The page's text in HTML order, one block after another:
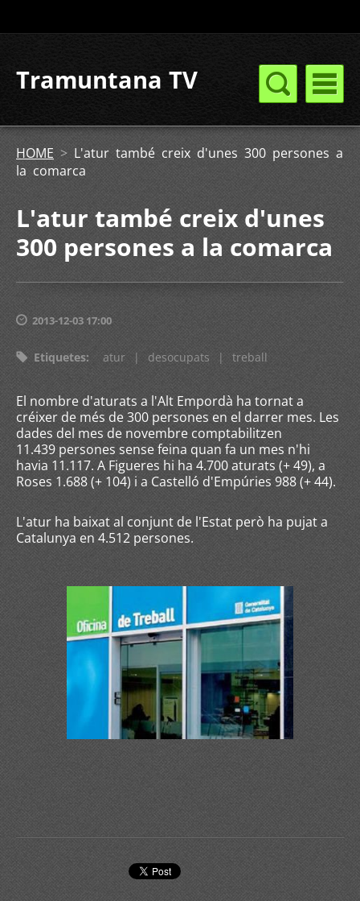
Tramuntana TV
HOME > L'atur també creix d'unes 300 persones a
la comarca
L'atur també creix d'unes
300 persones a la comarca
2013-12-03 17:00
Etiquetes: atur | desocupats | treball
El nombre d'aturats a l'Alt Empordà ha tornat a
créixer de més de 300 persones en el darrer mes. Les
dades del mes de novembre comptabilitzen
11.439 persones sense feina quan fa un mes n'hi
havia 11.117. A Figueres hi ha 4.700 aturats (+ 49), a
Roses 1.688 (+ 104) i a Castelló d'Empúries 988 (+ 44).
L'atur ha baixat al conjunt de l'Estat però ha pujat a
Catalunya en 4.512 persones.